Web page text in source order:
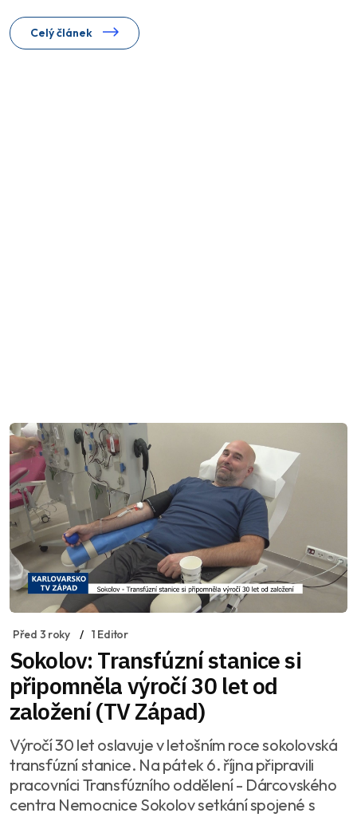
Celý článek
Před 3 roky 1 Editor
Sokolov: Transfúzní stanice si
připomněla výročí 30 let od
založení (TV Západ)
Výročí 30 let oslavuje v letošním roce sokolovská
transfúzní stanice. Na pátek 6. října připravili
pracovníci Transfúzního oddělení - Dárcovského
centra Nemocnice Sokolov setkání spojené s